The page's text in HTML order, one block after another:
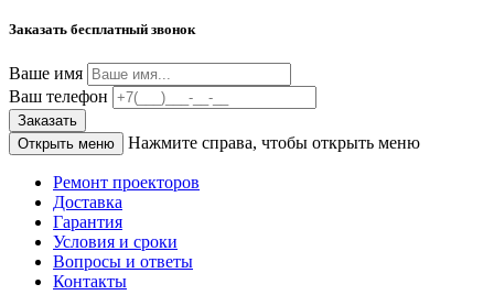
Заказать бесплатный звонок
Ваше имя
Ваш телефон
Заказать
Открыть меню
Нажмите справа, чтобы открыть меню
Ремонт проекторов
Доставка
Гарантия
Условия и сроки
Вопросы и ответы
Контакты